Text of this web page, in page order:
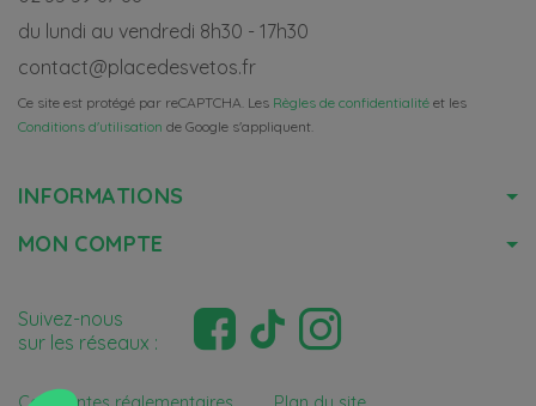
du lundi au vendredi 8h30 - 17h30
contact@placedesvetos.fr
Ce site est protégé par reCAPTCHA. Les Règles de confidentialité et les
Conditions d'utilisation de Google s'appliquent.
INFORMATIONS
MON COMPTE
Suivez-nous
sur les réseaux :